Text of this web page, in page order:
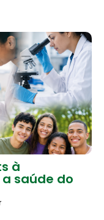
à
saúde do